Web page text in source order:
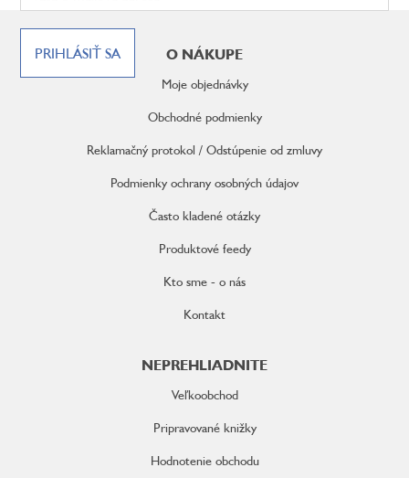
PRIHLÁSIŤ SA O NÁKUPE
Moje objednávky
Obchodné podmienky
Reklamačný protokol / Odstúpenie od zmluvy
Podmienky ochrany osobných údajov
Často kladené otázky
Produktové feedy
Kto sme - o nás
Kontakt
NEPREHLIADNITE
Veľkoobchod
Pripravované knižky
Hodnotenie obchodu